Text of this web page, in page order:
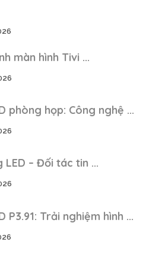
màn hình Tivi ...
phòng họp: Công nghệ ...
LED – Đối tác tin ...
P3.91: Trải nghiệm hình ...